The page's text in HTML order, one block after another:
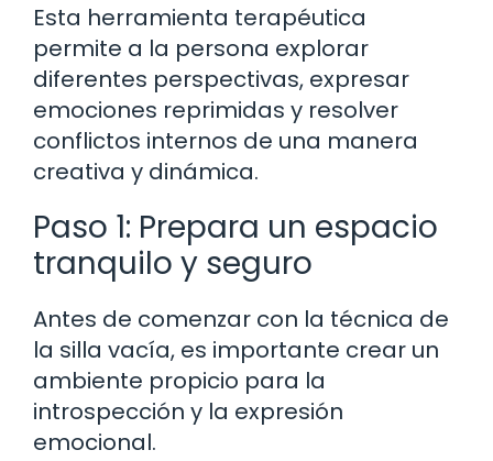
Esta herramienta terapéutica
permite a la persona explorar
diferentes perspectivas, expresar
emociones reprimidas y resolver
conflictos internos de una manera
creativa y dinámica.
Paso 1: Prepara un espacio
tranquilo y seguro
Antes de comenzar con la técnica de
la silla vacía, es importante crear un
ambiente propicio para la
introspección y la expresión
emocional.